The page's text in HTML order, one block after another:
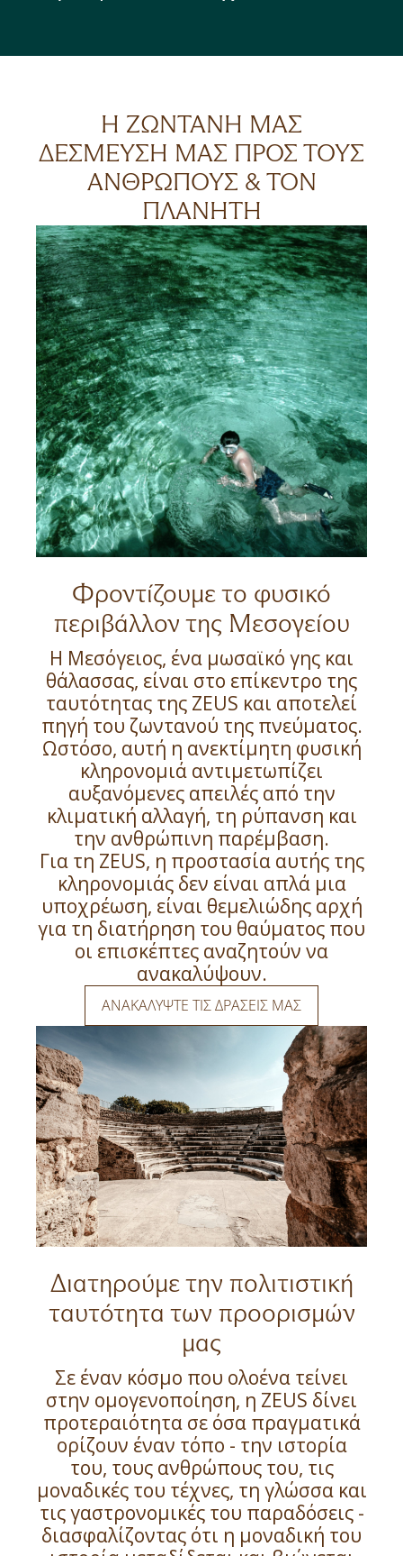
Η ΖΩΝΤΑΝΗ ΜΑΣ
ΔΕΣΜΕΥΣΗ ΜΑΣ ΠΡΟΣ ΤΟΥΣ
ΑΝΘΡΩΠΟΥΣ & ΤΟΝ
ΠΛΑΝΗΤΗ
Φροντίζουμε το φυσικό
περιβάλλον της Μεσογείου
Η Μεσόγειος, ένα μωσαϊκό γης και
θάλασσας, είναι στο επίκεντρο της
ταυτότητας της ZEUS και αποτελεί
πηγή του ζωντανού της πνεύματος.
Ωστόσο, αυτή η ανεκτίμητη φυσική
κληρονομιά αντιμετωπίζει
αυξανόμενες απειλές από την
κλιματική αλλαγή, τη ρύπανση και
την ανθρώπινη παρέμβαση.
Για τη ZEUS, η προστασία αυτής της
κληρονομιάς δεν είναι απλά μια
υποχρέωση, είναι θεμελιώδης αρχή
για τη διατήρηση του θαύματος που
οι επισκέπτες αναζητούν να
ανακαλύψουν.
ΑΝΑΚΑΛΥΨΤΕ ΤΙΣ ΔΡΑΣΕΙΣ ΜΑΣ
Διατηρούμε την πολιτιστική
ταυτότητα των προορισμών
μας
Σε έναν κόσμο που ολοένα τείνει
στην ομογενοποίηση, η ZEUS δίνει
προτεραιότητα σε όσα πραγματικά
ορίζουν έναν τόπο - την ιστορία
του, τους ανθρώπους του, τις
μοναδικές του τέχνες, τη γλώσσα και
τις γαστρονομικές του παραδόσεις -
διασφαλίζοντας ότι η μοναδική του